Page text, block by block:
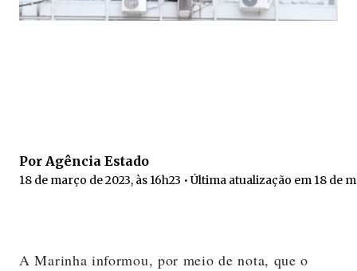
Por Agência Estado
18 de março de 2023, às 16h23 • Última atualização em 18 de
A Marinha informou, por meio de nota, que o